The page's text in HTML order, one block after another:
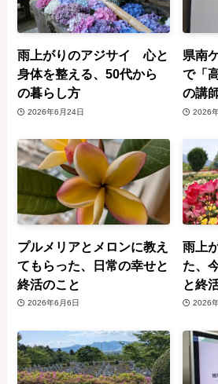
雨上がりのアジサイ 心と
身体を整える、50代から
の暮らし方
2026年6月24日
県南
で「
の講
2026
プルメリアとメロンに教え
てもらった、日常の幸せと
終活のこと
2026年6月6日
雨上
た、
と終
2026